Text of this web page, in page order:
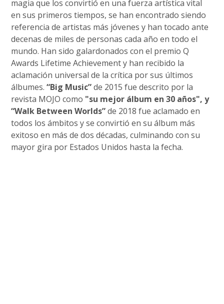
magia que los convirtió en una fuerza artística vital
en sus primeros tiempos, se han encontrado siendo
referencia de artistas más jóvenes y han tocado ante
decenas de miles de personas cada año en todo el
mundo. Han sido galardonados con el premio Q
Awards Lifetime Achievement y han recibido la
aclamación universal de la crítica por sus últimos
álbumes.“Big Music”de 2015 fue descrito por la
revista MOJO como "su mejor álbum en 30 años", y
“Walk Between Worlds”de 2018 fue aclamado en
todos los ámbitos y se convirtió en su álbum más
exitoso en más de dos décadas, culminando con su
mayor gira por Estados Unidos hasta la fecha.